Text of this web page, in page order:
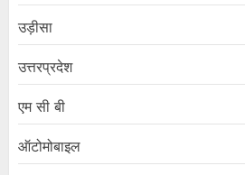
उड़ीसा
उत्तरप्रदेश
एम सी बी
ऑटोमोबाइल